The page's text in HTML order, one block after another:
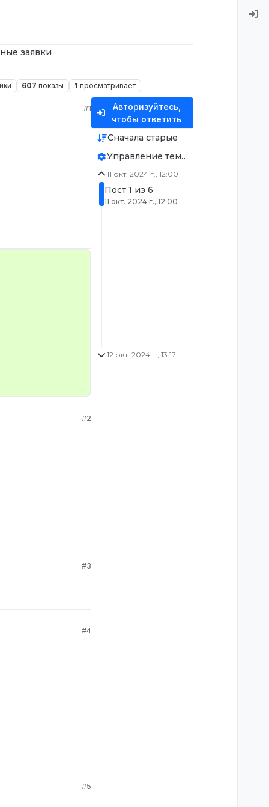
заявки
607 показы 1 просматривает
#1
#2
#3
#4
#5
Авторизуйтесь,
чтобы ответить
Сначала старые
Управление темой
11 окт. 2024 г., 12:00
Пост 1 из 6
11 окт. 2024 г., 12:00
12 окт. 2024 г., 13:17